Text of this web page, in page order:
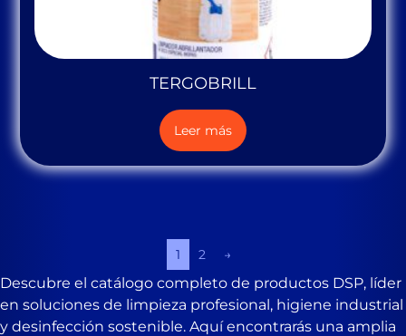
TERGOBRILL
Leer más
1 2 →
Descubre el catálogo completo de productos DSP, líder
en soluciones de limpieza profesional, higiene industrial
y desinfección sostenible. Aquí encontrarás una amplia